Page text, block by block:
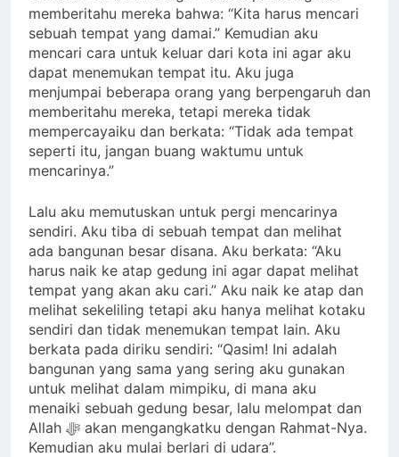
memberitahu mereka bahwa: “Kita harus mencari
sebuah tempat yang damai.” Kemudian aku
mencari cara untuk keluar dari kota ini agar aku
dapat menemukan tempat itu. Aku juga
menjumpai beberapa orang yang berpengaruh dan
memberitahu mereka, tetapi mereka tidak
mempercayaiku dan berkata: “Tidak ada tempat
seperti itu, jangan buang waktumu untuk
mencarinya.”
Lalu aku memutuskan untuk pergi mencarinya
sendiri. Aku tiba di sebuah tempat dan melihat
ada bangunan besar disana. Aku berkata: “Aku
harus naik ke atap gedung ini agar dapat melihat
tempat yang akan aku cari.” Aku naik ke atap dan
melihat sekeliling tetapi aku hanya melihat kotaku
sendiri dan tidak menemukan tempat lain. Aku
berkata pada diriku sendiri: “Qasim! Ini adalah
bangunan yang sama yang sering aku gunakan
untuk melihat dalam mimpiku, di mana aku
menaiki sebuah gedung besar, lalu melompat dan
Allah ﷻ akan mengangkatku dengan Rahmat-Nya.
Kemudian aku mulai berlari di udara”.